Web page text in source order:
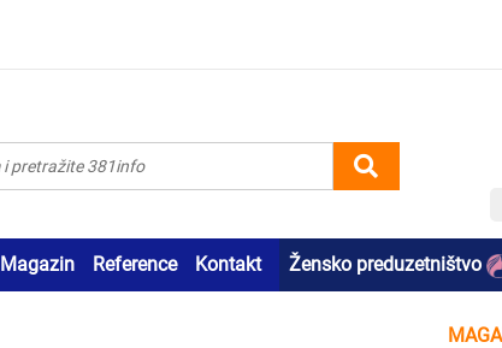
Magazin Reference Kontakt Žensko preduzetništvo